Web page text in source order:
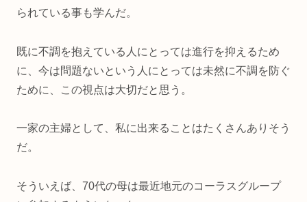
られている事も学んだ。
既に不調を抱えている人にとっては進行を抑えるため
に、今は問題ないという人にとっては未然に不調を防ぐ
ために、この視点は大切だと思う。
一家の主婦として、私に出来ることはたくさんありそう
だ。
そういえば、70代の母は最近地元のコーラスグループ